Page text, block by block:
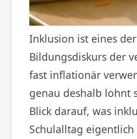
Inklusion ist eines
Bildungsdiskurs der
fast inflationär
genau deshalb lohnt
Blick darauf, was
Schulalltag